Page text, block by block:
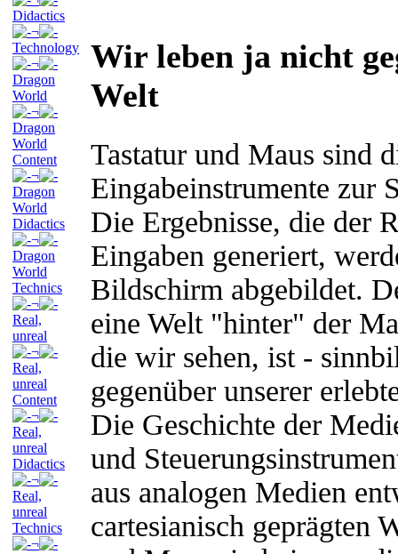
Didactics
¬
Technology
¬
Dragon
World
¬
Dragon
World
Content
¬
Dragon
World
Didactics
¬
Dragon
World
Technics
¬
Real,
unreal
¬
Real,
unreal
Content
¬
Real,
unreal
Didactics
¬
Real,
unreal
Technics
¬
Wir leben ja nicht
Welt
Tastatur und Maus sind
Eingabeinstrumente zur
Die Ergebnisse, die der
Eingaben generiert,
Bildschirm abgebildet.
eine Welt "hinter" der
die wir sehen, ist -
gegenüber unserer
Die Geschichte der
und
aus analogen Medien
cartesianisch geprägten